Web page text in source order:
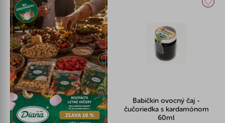
Babičkin ovocný čaj -
čučoriedka s kardamónom
60ml